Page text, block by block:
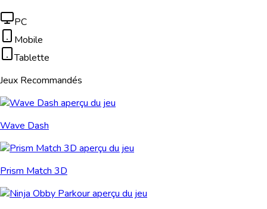
PC
Mobile
Tablette
Jeux Recommandés
Wave Dash
Prism Match 3D